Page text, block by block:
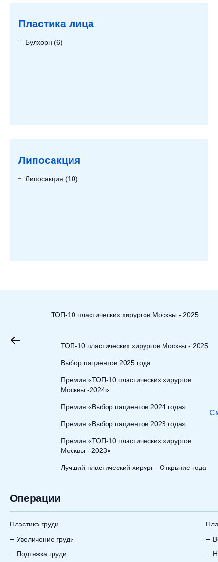
Пластика лица
Булхорн (6)
Липосакция
Липосакция (10)
ТОП-10 пластических хирургов Москвы - 2025
ТОП-10 пластических хирургов Москвы - 2025
Выбор пациентов 2025 года
Премия «ТОП-10 пластических хирургов
Москвы -2024»
Премия «Выбор пациентов 2024 года»
Премия «Выбор пациентов 2023 года»
Премия «ТОП-10 пластических хирургов
Москвы - 2023»
Лучший пластический хирург - Открытие года
Операции
Пластика груди
Увеличение груди
Подтяжка груди